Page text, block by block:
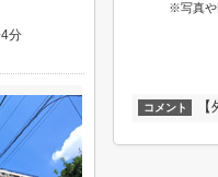
※写真や
コメント
分